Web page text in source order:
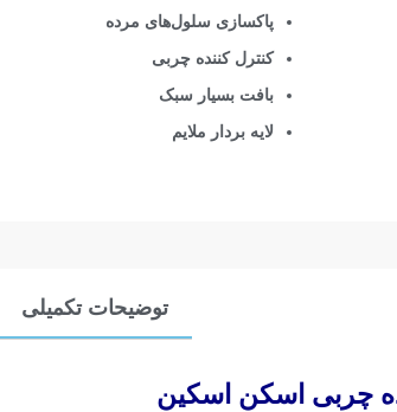
پاکسازی سلول‌های مرده
کنترل کننده چربی
بافت بسیار سبک
لایه بردار ملایم
توضیحات تکمیلی
چربی اسکن اسکین